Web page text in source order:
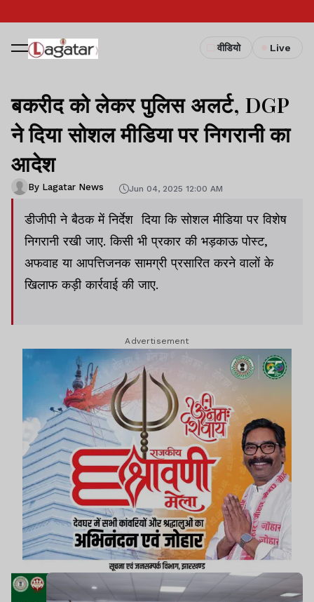
वीडियो Live
बकरीद को लेकर पुलिस अलर्ट, DGP
ने दिया सोशल मीडिया पर निगरानी का
आदेश
By Lagatar News Jun 04, 2025 12:00 AM
डीजीपी ने बैठक में निर्देश दिया कि सोशल मीडिया पर विशेष
निगरानी रखी जाए. किसी भी प्रकार की भड़काऊ पोस्ट,
अफवाह या आपत्तिजनक सामग्री प्रसारित करने वालों के
खिलाफ कड़ी कार्रवाई की जाए.
Advertisement